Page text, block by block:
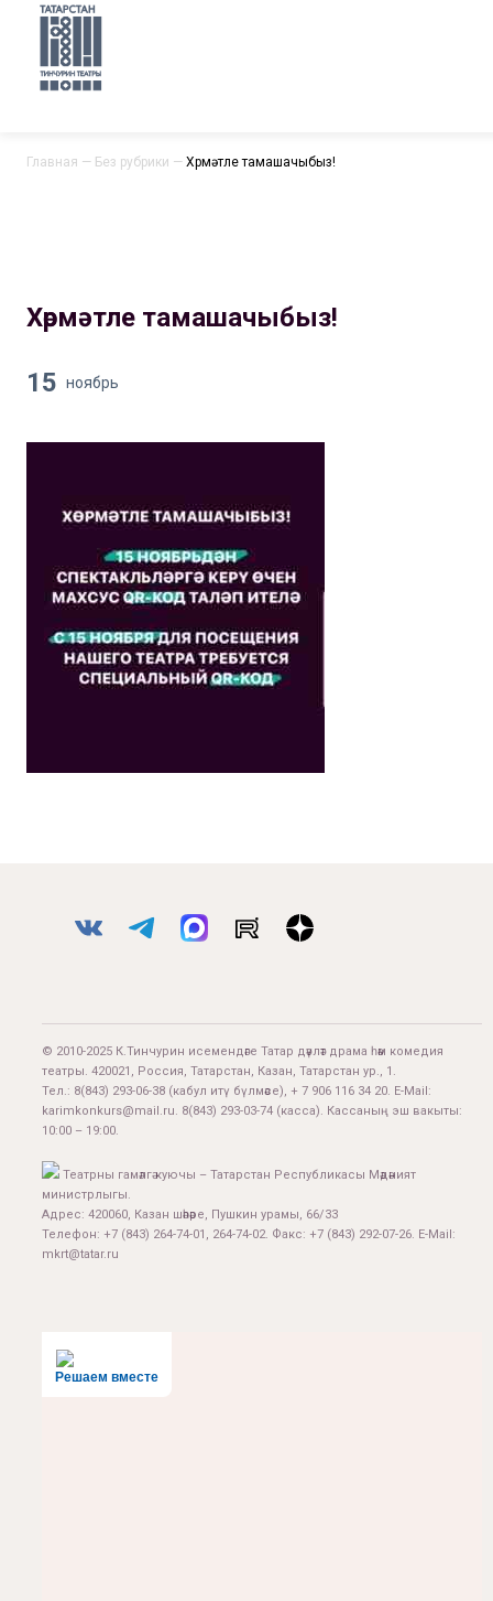
Главная — Без рубрики — Хөрмәтле тамашачыбыз!
Хөрмәтле тамашачыбыз!
15 ноябрь
© 2010-2025 К.Тинчурин исемендәге Татар дәүләт драма һәм комедия
театры. 420021, Россия, Татарстан, Казан, Татарстан ур., 1.
Тел.: 8(843) 293-06-38 (кабул итү бүлмәсе), + 7 906 116 34 20. E-Mail:
karimkonkurs@mail.ru. 8(843) 293-03-74 (касса). Кассаның эш вакыты:
10:00 – 19:00.
Театрны гамәлгә куючы – Татарстан Республикасы Мәдәният
министрлыгы.
Адрес: 420060, Казан шәһәре, Пушкин урамы, 66/33
Телефон: +7 (843) 264-74-01, 264-74-02. Факс: +7 (843) 292-07-26. E-Mail:
mkrt@tatar.ru
Решаем вместе